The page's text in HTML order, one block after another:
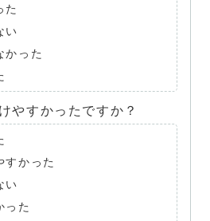
た
い
かった
やすかったですか？
すかった
い
った